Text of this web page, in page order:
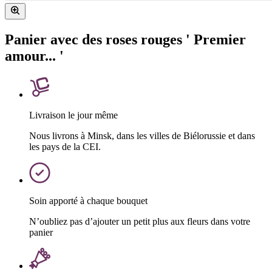
Panier avec des roses rouges ' Premier
amour... '
Livraison le jour même
Nous livrons à Minsk, dans les villes de Biélorussie et dans
les pays de la CEI.
Soin apporté à chaque bouquet
N’oubliez pas d’ajouter un petit plus aux fleurs dans votre
panier